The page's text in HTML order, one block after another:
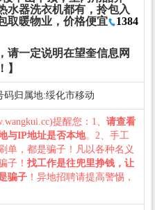
水器洗衣机都有，拎包入
取暖物业，价格便宜
1384
请一定说明在望奎信息网
】
码归属地:绥化市移动
提醒您：1、 请查看
与IP地址是否本地。2、手工
单，都是骗子！凡以各种名义
子！ 找工作是往兜里挣钱，让
骗子 ！异地招聘请提高警惕，